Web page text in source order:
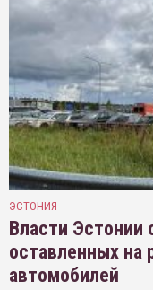
ЭСТОНИЯ
Власти Эстонии
оставленных на
автомобилей